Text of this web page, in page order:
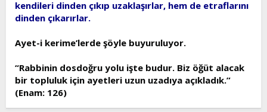
kendileri dinden çıkıp uzaklaşırlar, hem de etraflarını
dinden çıkarırlar.
Ayet-i kerime’lerde şöyle buyuruluyor.
“Rabbinin dosdoğru yolu işte budur. Biz öğüt alacak
bir topluluk için ayetleri uzun uzadıya açıkladık.”
(Enam: 126)